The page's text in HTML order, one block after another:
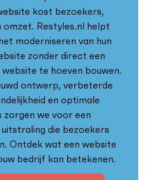
kost bezoekers,
Restyles.nl helpt
moderniseren van hun
zonder direct een
te hoeven bouwen.
ontwerp, verbeterde
en optimale
we voor een
die bezoekers
Ontdek wat een website
bedrijf kan betekenen.